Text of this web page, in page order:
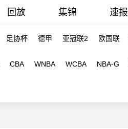
回放 集锦 速报
足协杯 德甲 亚冠联2 欧国联
CBA WNBA WCBA NBA-G